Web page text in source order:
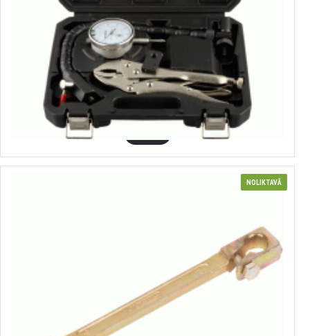
Aksiālās izslīdēšanas testa komplekts
44.01€
NOLIKTAVĀ